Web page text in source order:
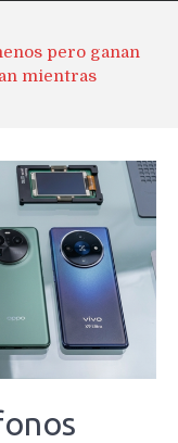
pero ganan
mientras